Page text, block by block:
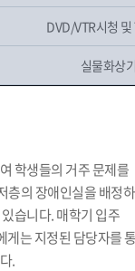
DVD/VTR시청
실물화상
학생들의 거주 문제를
층의 장애인실을 배정
습니다. 매학기 입주
게는 지정된 담당자를
.